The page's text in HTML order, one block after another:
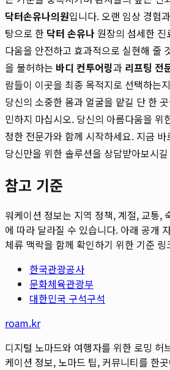
닥터손유나의원입니다. 오랜 임상 경험
탕으로 한 닥터 손유나 원장의 섬세한
다움을 안전하고 효과적으로 실현해 줄
을 불허하는 바디 컨투어링과 리프팅 전
람들이 이곳을 최종 목적지로 선택하는
당신의 소중한 몸과 얼굴을 맡길 단 한
민하지 마십시오. 당신의 아름다움을 위
정한 전문가와 함께 시작하세요. 지금 바
당신만을 위한 솔루션을 상담받아보시
참고 기준
워케이션 정보는 지역 정책, 계절, 교통,
에 따라 달라질 수 있습니다. 아래 공개
체류 맥락을 함께 확인하기 위한 기준 링
한국관광공사
문화체육관광부
대한민국 구석구석
roam.kr
디지털 노마드와 여행자를 위한 로밍 허
케이션 정보, 노마드 팁, 커뮤니티를 한